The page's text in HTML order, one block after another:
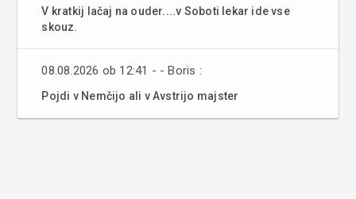
V kratkij lačaj na ouder....v Soboti lekar ide vse
skouz.
08.08.2026 ob 12:41 - - Boris :
Pojdi v Nemčijo ali v Avstrijo majster